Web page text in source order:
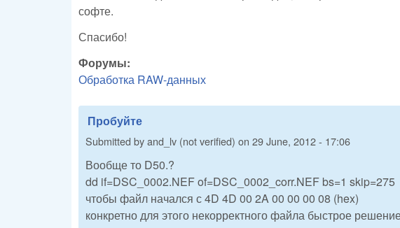
софте.
Спасибо!
Форумы:
Обработка RAW-данных
Пробуйте
Submitted byand_lv (not verified) on 29 June, 2012 - 17:06
Вообще то D50.?
dd if=DSC_0002.NEF of=DSC_0002_corr.NEF bs=1 skip=275
чтобы файл начался с 4D 4D 00 2A 00 00 00 08 (hex)
конкретно для этого некорректного файла быстрое